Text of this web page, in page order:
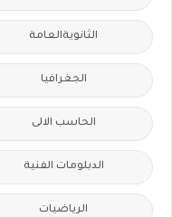
الثانويةالعامة
الجغرافيا
الحاسب الالى
الدبلومات الفنية
الرياضيات